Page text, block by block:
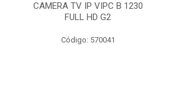
CAMERA TV IP VIPC B 1230
FULL HD G2
Código: 570041